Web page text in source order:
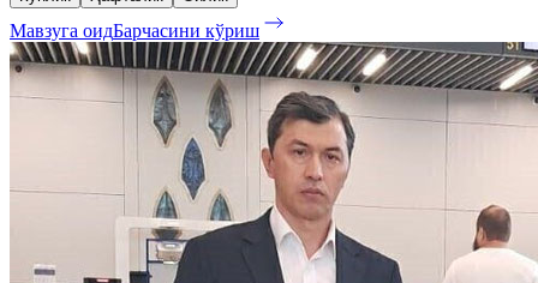
Мавзуга оидБарчасини кўриш